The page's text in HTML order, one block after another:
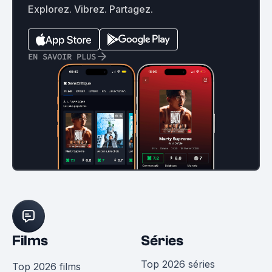
Explorez. Vibrez. Partagez.
EN SAVOIR PLUS
Films
Top 2026 films
Séries
Top 2026 séries